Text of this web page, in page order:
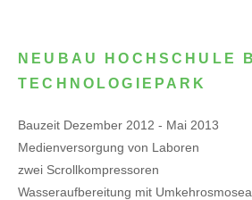
NEUBAU HOCHSCHULE
TECHNOLOGIEPARK
Bauzeit Dezember 2012 - Mai 2013
Medienversorgung von Laboren
zwei Scrollkompressoren
Wasseraufbereitung mit